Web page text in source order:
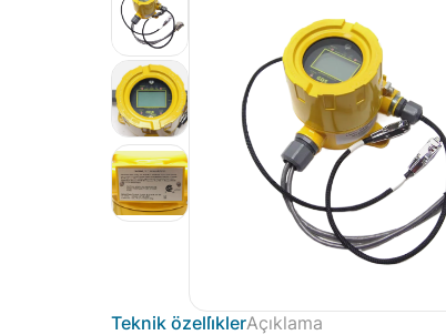
Teknik özelli̇klerAçıklama